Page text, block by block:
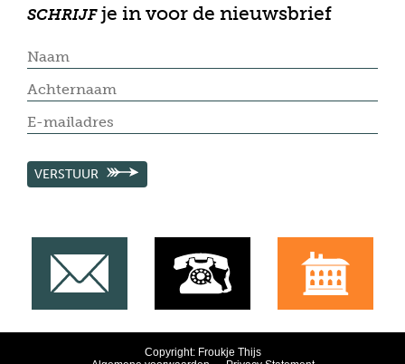
SCHRIJFje in voor de nieuwsbrief
VERSTUUR
Copyright: Froukje Thijs